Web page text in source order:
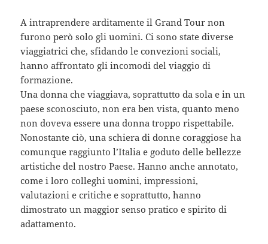
A intraprendere arditamente il Grand Tour non
furono però solo gli uomini. Ci sono state diverse
viaggiatrici che, sfidando le convezioni sociali,
hanno affrontato gli incomodi del viaggio di
formazione.
Una donna che viaggiava, soprattutto da sola e in un
paese sconosciuto, non era ben vista, quanto meno
non doveva essere una donna troppo rispettabile.
Nonostante ciò, una schiera di donne coraggiose ha
comunque raggiunto l’Italia e goduto delle bellezze
artistiche del nostro Paese. Hanno anche annotato,
come i loro colleghi uomini, impressioni,
valutazioni e critiche e soprattutto, hanno
dimostrato un maggior senso pratico e spirito di
adattamento.